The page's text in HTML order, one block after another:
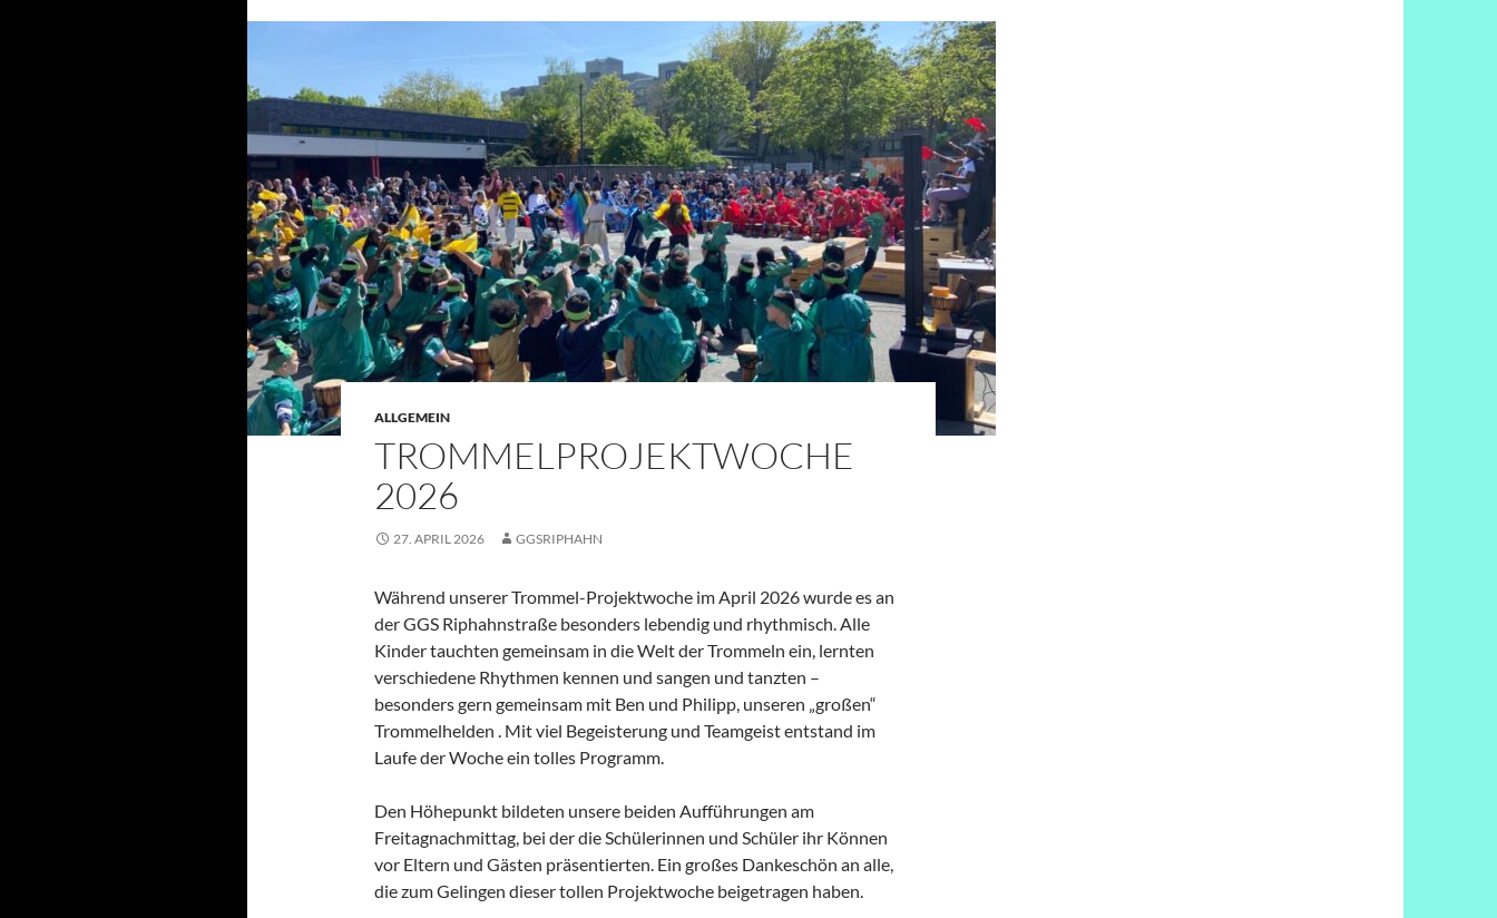
ALLGEMEIN
TROMMELPROJEKTWOCHE
2026
27. APRIL 2026 GGSRIPHAHN
Während unserer Trommel-Projektwoche im April 2026 wurde es an
der GGS Riphahnstraße besonders lebendig und rhythmisch. Alle
Kinder tauchten gemeinsam in die Welt der Trommeln ein, lernten
verschiedene Rhythmen kennen und sangen und tanzten –
besonders gern gemeinsam mit Ben und Philipp, unseren „großen“
Trommelhelden . Mit viel Begeisterung und Teamgeist entstand im
Laufe der Woche ein tolles Programm.
Den Höhepunkt bildeten unsere beiden Aufführungen am
Freitagnachmittag, bei der die Schülerinnen und Schüler ihr Können
vor Eltern und Gästen präsentierten. Ein großes Dankeschön an alle,
die zum Gelingen dieser tollen Projektwoche beigetragen haben.